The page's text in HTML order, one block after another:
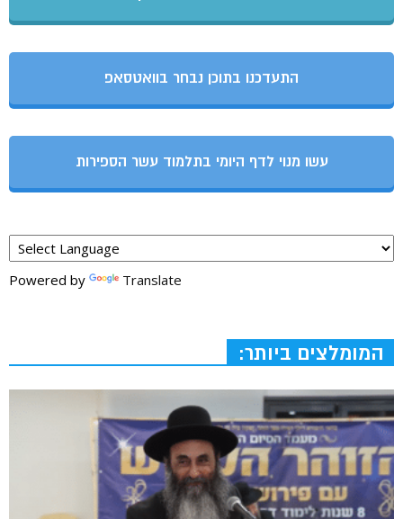
התעדכנו בתוכן נבחר בוואטסאפ
עשו מנוי לדף היומי בתלמוד עשר הספירות
Powered by Translate
המומלצים ביותר: